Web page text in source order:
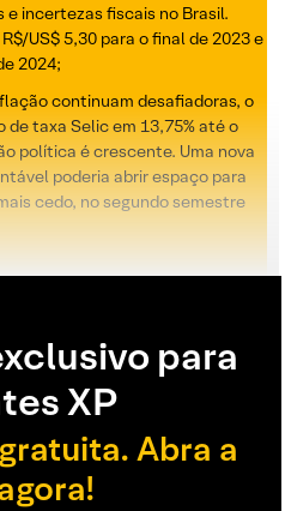
incertezas fiscais no Brasil.
US$ 5,30 para o final de 2023 e
2024;
continuam desafiadoras, o
de taxa Selic em 13,75% até o
política é crescente. Uma nova
poderia abrir espaço para
cedo, no segundo semestre
para
XP
Abra a